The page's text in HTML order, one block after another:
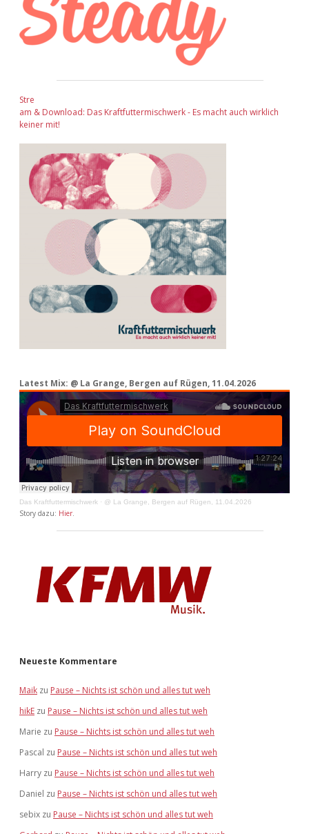
Stre
am & Download: Das Kraftfuttermischwerk - Es macht auch wirklich
keiner mit!
Latest Mix: @ La Grange, Bergen auf Rügen, 11.04.2026
Das Kraftfuttermischwerk · @ La Grange, Bergen auf Rügen, 11.04.2026
Story dazu: Hier
Neueste Kommentare
Maik zu Pause – Nichts ist schön und alles tut weh
hikE zu Pause – Nichts ist schön und alles tut weh
Marie zu Pause – Nichts ist schön und alles tut weh
Pascal zu Pause – Nichts ist schön und alles tut weh
Harry zu Pause – Nichts ist schön und alles tut weh
Daniel zu Pause – Nichts ist schön und alles tut weh
sebix zu Pause – Nichts ist schön und alles tut weh